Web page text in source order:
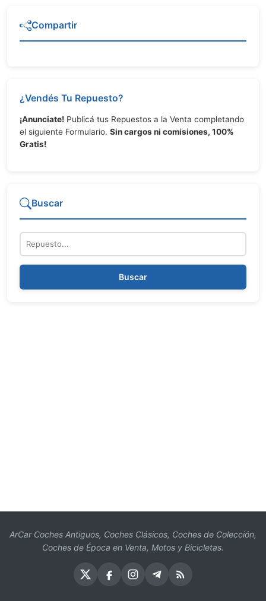
Compartir
¿Vendés Tu Repuesto?
¡Anunciate! Publicá tus Repuestos a la Venta completando
el siguiente Formulario. Sin cargos ni comisiones, 100%
Gratis!
Buscar
Repuesto
Buscar
ArCar Coches Antiguos, Coches Clásicos, Coches de Colección,
Coches de Época en Venta, Motos y Bicicletas.